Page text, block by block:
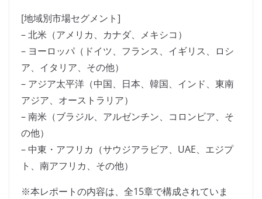
[地域別市場セグメント]
– 北米（アメリカ、カナダ、メキシコ）
– ヨーロッパ（ドイツ、フランス、イギリス、ロシ
ア、イタリア、その他）
– アジア太平洋（中国、日本、韓国、インド、東南
アジア、オーストラリア）
– 南米（ブラジル、アルゼンチン、コロンビア、そ
の他）
– 中東・アフリカ（サウジアラビア、UAE、エジプ
ト、南アフリカ、その他）
※本レポートの内容は、全15章で構成されていま